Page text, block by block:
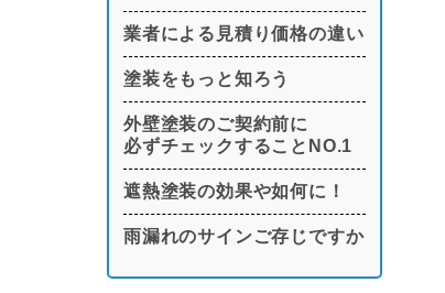
業者による見積り価格の違い
塗装をもっと知ろう
外壁塗装のご契約前に
必ずチェックすることNO.1
遮熱塗装の効果や如何に！
雨漏れのサインご存じですか